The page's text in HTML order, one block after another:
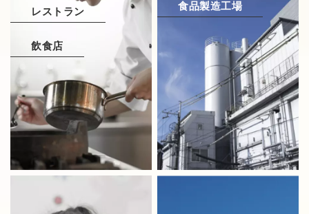
レストラン
飲食店
食品製造工場